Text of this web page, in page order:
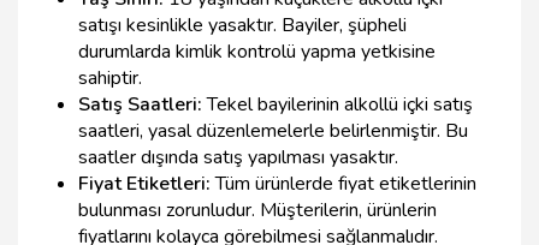
satışı kesinlikle yasaktır. Bayiler, şüpheli
durumlarda kimlik kontrolü yapma yetkisine
sahiptir.
Satış Saatleri:Tekel bayilerinin alkollü içki satış
saatleri, yasal düzenlemelerle belirlenmiştir. Bu
saatler dışında satış yapılması yasaktır.
Fiyat Etiketleri:Tüm ürünlerde fiyat etiketlerinin
bulunması zorunludur. Müşterilerin, ürünlerin
fiyatlarını kolayca görebilmesi sağlanmalıdır.